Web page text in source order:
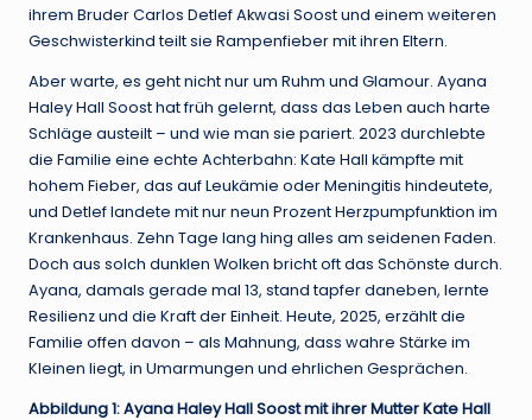
ihrem Bruder Carlos Detlef Akwasi Soost und einem weiteren
Geschwisterkind teilt sie Rampenfieber mit ihren Eltern.
Aber warte, es geht nicht nur um Ruhm und Glamour. Ayana
Haley Hall Soost hat früh gelernt, dass das Leben auch harte
Schläge austeilt – und wie man sie pariert. 2023 durchlebte
die Familie eine echte Achterbahn: Kate Hall kämpfte mit
hohem Fieber, das auf Leukämie oder Meningitis hindeutete,
und Detlef landete mit nur neun Prozent Herzpumpfunktion im
Krankenhaus. Zehn Tage lang hing alles am seidenen Faden.
Doch aus solch dunklen Wolken bricht oft das Schönste durch.
Ayana, damals gerade mal 13, stand tapfer daneben, lernte
Resilienz und die Kraft der Einheit. Heute, 2025, erzählt die
Familie offen davon – als Mahnung, dass wahre Stärke im
Kleinen liegt, in Umarmungen und ehrlichen Gesprächen.
Abbildung 1: Ayana Haley Hall Soost mit ihrer Mutter Kate Hall